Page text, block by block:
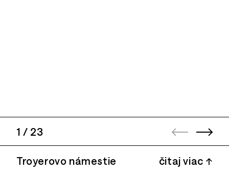
1 / 23
Troyerovo námestie čitaj viac ↑